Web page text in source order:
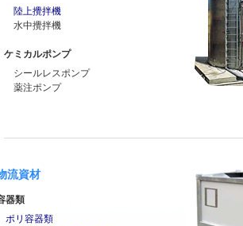
陸上攪拌機
水中攪拌機
ケミカルポンプ
シールレスポンプ
薬注ポンプ
流資材
器類
ポリ容器類